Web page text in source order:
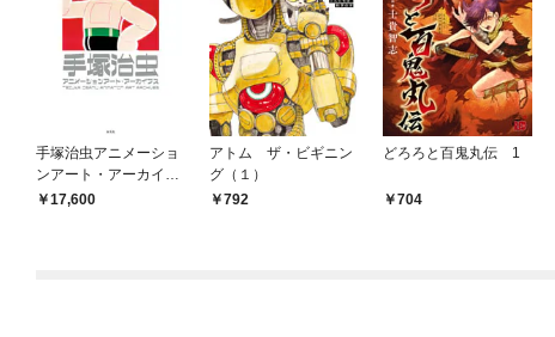
手塚治虫アニメーショ
ンアート・アーカイブ
ス17,600
アトム ザ・ビギニン
グ（１）
792
どろろと百鬼丸伝 1
704